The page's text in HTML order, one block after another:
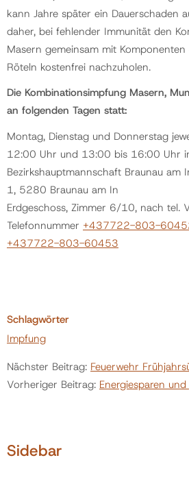
kann Jahre später ein Dauerschaden
daher, bei fehlender Immunität den
Masern gemeinsam mit
Röteln kostenfrei nachzuholen.
Die Kombinationsimpfung Masern,
an folgenden Tagen statt:
Montag, Dienstag und Donnerstag
12:00 Uhr und 13:00 bis 16:00 Uhr
Bezirkshauptmannschaft Braunau am
1, 5280 Braunau am In
Erdgeschoss, Zimmer 6/10, nach tel.
Telefonnummer +437722-803-
+437722-803-60453
Schlagwörter
Impfung
Nächster Beitrag: Feuerwehr
Vorheriger Beitrag: Energiesparen
Sidebar